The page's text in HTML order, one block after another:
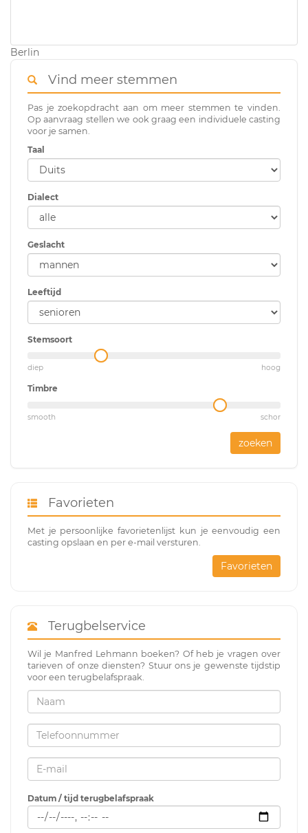
Berlin
Vind meer stemmen
Pas je zoekopdracht aan om meer stemmen te vinden.
Op aanvraag stellen we ook graag een individuele casting
voor je samen.
Taal
Dialect
Geslacht
Leeftijd
Stemsoort
diep hoog
Timbre
smooth schor
zoeken
Favorieten
Met je persoonlijke favorietenlijst kun je eenvoudig een
casting opslaan en per e-mail versturen.
Favorieten
Terugbelservice
Wil je Manfred Lehmann boeken? Of heb je vragen over
tarieven of onze diensten? Stuur ons je gewenste tijdstip
voor een terugbelafspraak.
Datum / tijd terugbelafspraak